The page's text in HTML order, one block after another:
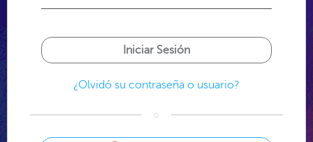
¿Olvidó su contraseña o usuario?
○